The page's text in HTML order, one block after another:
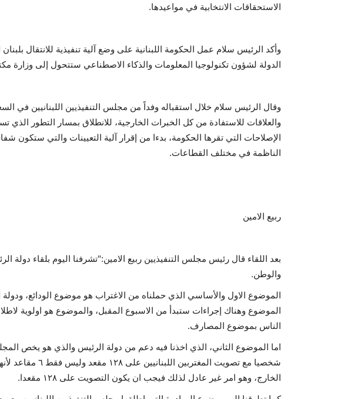
الاستحقاقات الانتخابية في مواعيدها.
وأكد الرئيس سلام عمل الحكومة اللبنانية على وضع آلية تنفيذية للانتقال
الدولة لشؤون تكنولوجيا المعلومات والذكاء الاصطناعي ستتحول إلى وزارة
وقال الرئيس سلام خلال استقباله وفداً من مجلس التنفيذيين اللبنانيين في
والعلاقات للاستفادة من كل الخبرات الخارجية، للانطلاق بمسار التطور الذي
الإصلاحات التي تقرها الحكومة، بدءا من إقرار آلية التعيينات والتي ستكون
الناظمة في مختلف القطاعات.
ربيع الامين
بعد اللقاء قال رئيس مجلس التنفيذيين ربيع الامين:"تشرفنا اليوم بلقاء دولة
والوطن.
الموضوع الاول والأساسي الذي حملناه من الاغتراب هو موضوع الودائع،
الموضوع وهناك إجراءات ستبدأ من الاسبوع المقبل، والموضوع هو اولوية
الناس بموضوع المصارف.
اما الموضوع الثاني، الذي اخذنا فيه دعم من دولة الرئيس والذي هو يخص
الخارج، وهو امر غير عادل لذلك فيجب ان يكون التصويت على ١٢٨ مقعدا.